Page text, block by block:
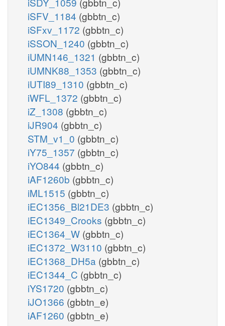
iSFV_1184 (gbbtn_c)
iSFxv_1172 (gbbtn_c)
iSSON_1240 (gbbtn_c)
iUMN146_1321 (gbbtn_c)
iUMNK88_1353 (gbbtn_c)
iUTI89_1310 (gbbtn_c)
iWFL_1372 (gbbtn_c)
iZ_1308 (gbbtn_c)
iJR904 (gbbtn_c)
STM_v1_0 (gbbtn_c)
iY75_1357 (gbbtn_c)
iYO844 (gbbtn_c)
iAF1260b (gbbtn_c)
iML1515 (gbbtn_c)
iEC1356_Bl21DE3 (gbbtn_c)
iEC1349_Crooks (gbbtn_c)
iEC1364_W (gbbtn_c)
iEC1372_W3110 (gbbtn_c)
iEC1368_DH5a (gbbtn_c)
iEC1344_C (gbbtn_c)
iYS1720 (gbbtn_c)
iJO1366 (gbbtn_e)
iAF1260 (gbbtn_e)